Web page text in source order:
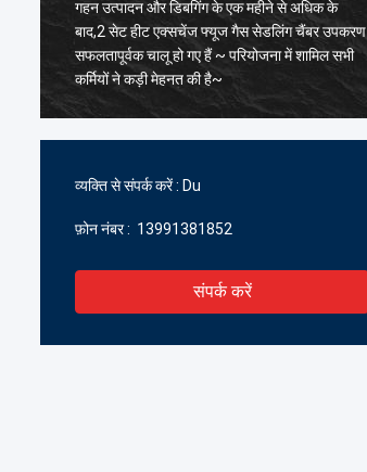
गहन उत्पादन और डिबगिंग के एक महीने से अधिक के
बाद,2 सेट हीट एक्सचेंज फ्यूज गैस सेडलिंग चैंबर उपकरण
सफलतापूर्वक चालू हो गए हैं ~ परियोजना में शामिल सभी
कर्मियों ने कड़ी मेहनत की है~
व्यक्ति से संपर्क करें : Du
फ़ोन नंबर : 13991381852
संपर्क करें